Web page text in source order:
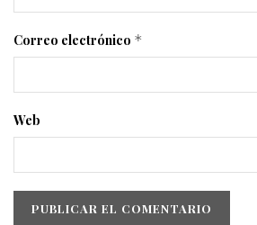
Correo electrónico *
Web